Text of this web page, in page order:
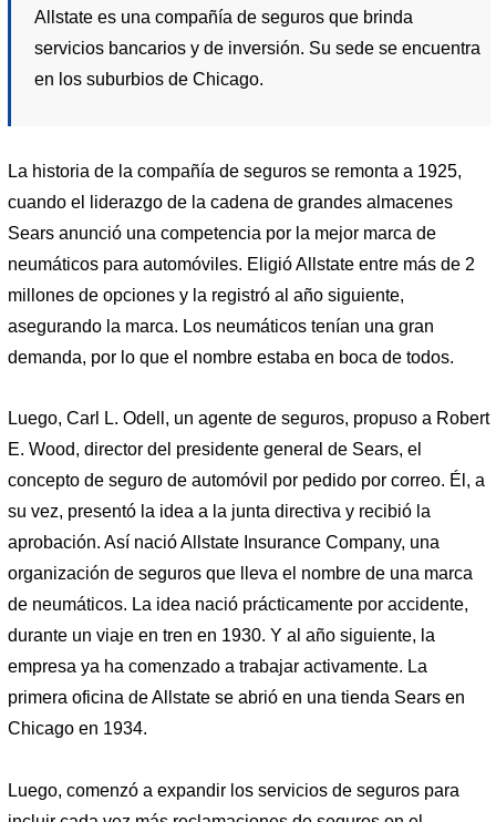
Allstate es una compañía de seguros que brinda
servicios bancarios y de inversión. Su sede se encuentra
en los suburbios de Chicago.
La historia de la compañía de seguros se remonta a 1925,
cuando el liderazgo de la cadena de grandes almacenes
Sears anunció una competencia por la mejor marca de
neumáticos para automóviles. Eligió Allstate entre más de 2
millones de opciones y la registró al año siguiente,
asegurando la marca. Los neumáticos tenían una gran
demanda, por lo que el nombre estaba en boca de todos.
Luego, Carl L. Odell, un agente de seguros, propuso a Robert
E. Wood, director del presidente general de Sears, el
concepto de seguro de automóvil por pedido por correo. Él, a
su vez, presentó la idea a la junta directiva y recibió la
aprobación. Así nació Allstate Insurance Company, una
organización de seguros que lleva el nombre de una marca
de neumáticos. La idea nació prácticamente por accidente,
durante un viaje en tren en 1930. Y al año siguiente, la
empresa ya ha comenzado a trabajar activamente. La
primera oficina de Allstate se abrió en una tienda Sears en
Chicago en 1934.
Luego, comenzó a expandir los servicios de seguros para